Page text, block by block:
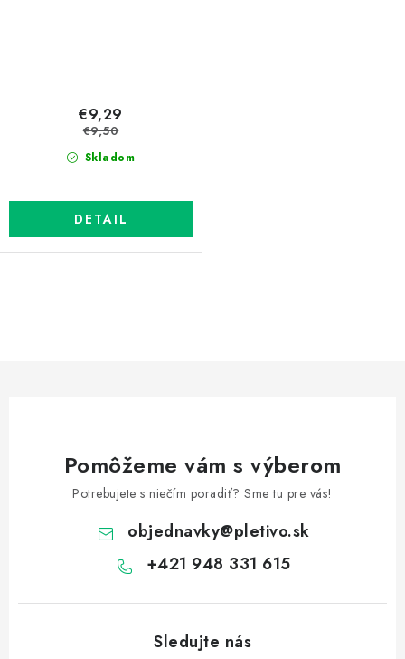
Skladom
€9,29
€9,50
DETAIL
y
Pomôžeme vám s výberom
Potrebujete s niečím poradiť? Sme tu pre vás!
objednavky@pletivo.sk
+421 948 331 615